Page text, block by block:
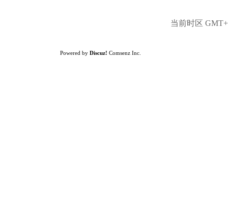
当前时区
Powered by Discuz! Comsenz Inc.